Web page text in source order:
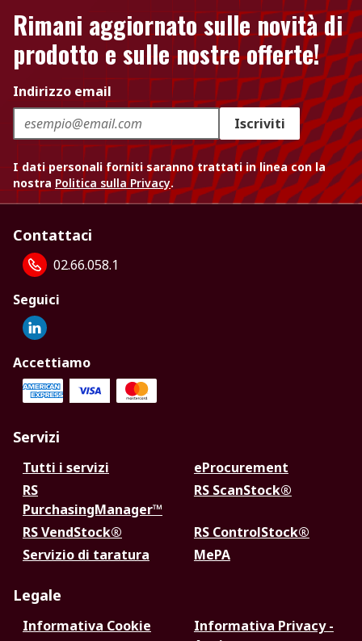
Rimani aggiornato sulle novità di
prodotto e sulle nostre offerte!
Indirizzo email
Iscriviti
I dati personali forniti saranno trattati in linea con la
nostra Politica sulla Privacy.
Contattaci
02.66.058.1
Seguici
Accettiamo
Servizi
Tutti i servizi
eProcurement
RS
PurchasingManager™
RS ScanStock®
RS VendStock®
RS ControlStock®
Servizio di taratura
MePA
Legale
Informativa Cookie
Informativa Privacy -